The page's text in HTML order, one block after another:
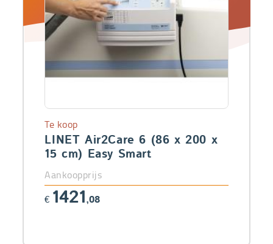
LINET Air2Care 6 (86 x 200 x
15 cm) Easy Smart
Te koop
Aankoopprijs
€ 1421,08